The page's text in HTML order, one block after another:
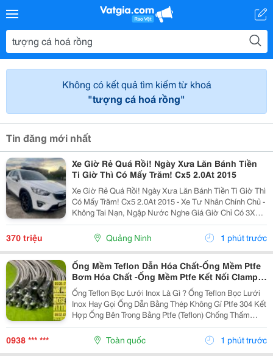
Không có kết quả tìm kiếm từ khoá
"tượng cá hoá rồng"
Tin đăng mới nhất
Xe Giờ Rẻ Quá Rồi! Ngày Xưa Lăn Bánh Tiền
Ti Giờ Thì Có Mấy Trăm! Cx5 2.0At 2015
Xe Giờ Rẻ Quá Rồi! Ngày Xưa Lăn Bánh Tiền Ti Giờ Thì
Có Mấy Trăm! Cx5 2.0At 2015 - Xe Tư Nhân Chính Chủ -
Không Tai Nạn, Ngập Nước Nghe Giá Giờ Chỉ Có 3Xx
Cụ Nào Ưng Alo Em! Liên Hệ: 0974078288 Xem Xe Tại:
Phú Diễn - Hà Nội
370 triệu Quảng Ninh 1 phút trước
Ống Mềm Teflon Dẫn Hóa Chất-Ống Mềm Ptfe
Bơm Hóa Chất -Ống Mềm Ptfe Kết Nối Clamp-
Ống Mềm Ptfe Kết Nối Mặt Bích-Ống Mềm Ptfe
Kết Nối Ren Côn Lõm-Ống Mềm Ptfe Kết Nối
Rắc Co Vi Sinh-Ống Mềm Ptfe Kết Nối Ren
Ngoài
Ống Teflon Bọc Lưới Inox Là Gì ? Ống Teflon Bọc Lưới
Inox Hay Gọi Ống Dẫn Bằng Thép Không Gỉ Ptfe 304 Kết
Hợp Ống Bên Trong Bằng Ptfe (Teflon) Chống Thấm
Chất Lỏng Với Lớp Vỏ Ngoài Bện Bằng Thép Không Gỉ
304 Để Tăng Cường Khả Năng Chịu Áp Lực Và...
0938 *** *** Toàn quốc 1 phút trước